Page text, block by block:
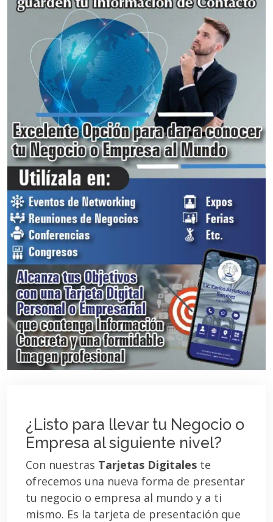
¿Listo para llevar tu Negocio o
Empresa al siguiente nivel?
Con nuestras Tarjetas Digitales te
ofrecemos una nueva forma de presentar
tu negocio o empresa al mundo y a ti
mismo. Es la tarjeta de presentación que